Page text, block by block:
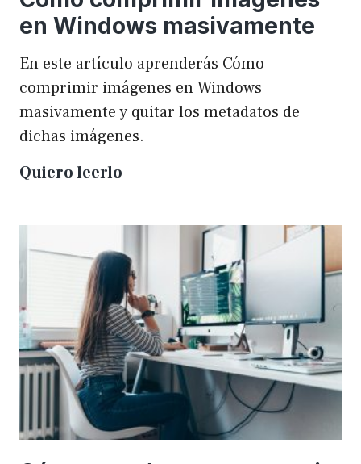
en Windows masivamente
En este artículo aprenderás Cómo
comprimir imágenes en Windows
masivamente y quitar los metadatos de
dichas imágenes.
Quiero leerlo
imágenes
Windows
masivamente